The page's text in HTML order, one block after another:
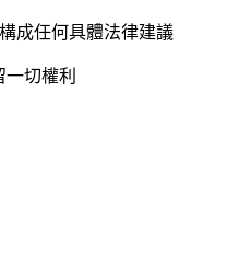
成任何具體法律建議
切權利